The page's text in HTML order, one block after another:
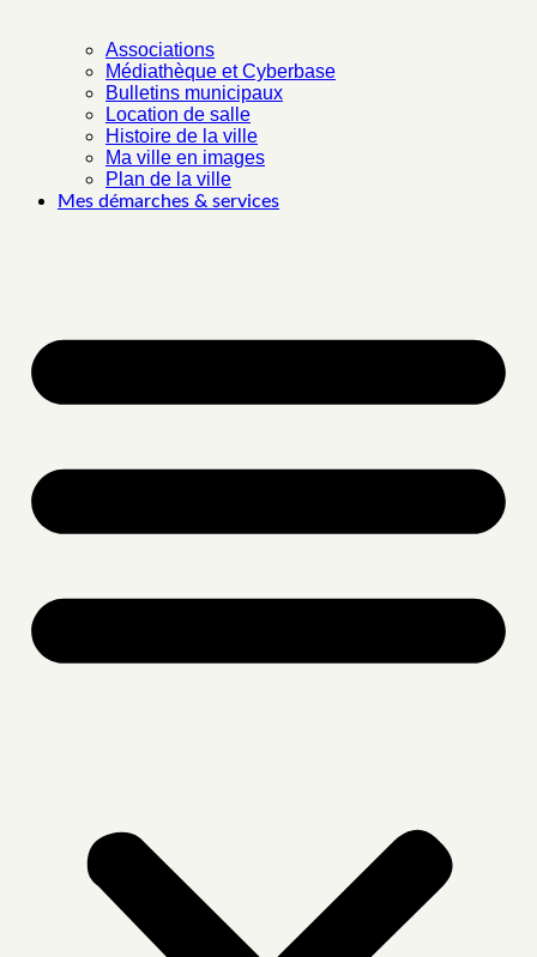
Associations
Médiathèque et Cyberbase
Bulletins municipaux
Location de salle
Histoire de la ville
Ma ville en images
Plan de la ville
Mes démarches & services